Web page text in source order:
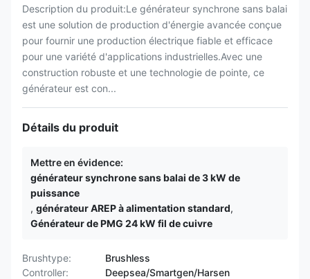
Description du produit:Le générateur synchrone sans balai
est une solution de production d'énergie avancée conçue
pour fournir une production électrique fiable et efficace
pour une variété d'applications industrielles.Avec une
construction robuste et une technologie de pointe, ce
générateur est con...
Détails du produit
Mettre en évidence:
générateur synchrone sans balai de 3 kW de
puissance
, générateur AREP à alimentation standard,
Générateur de PMG 24 kW fil de cuivre
Brushtype:
Brushless
Controller:
Deepsea/Smartgen/Harsen